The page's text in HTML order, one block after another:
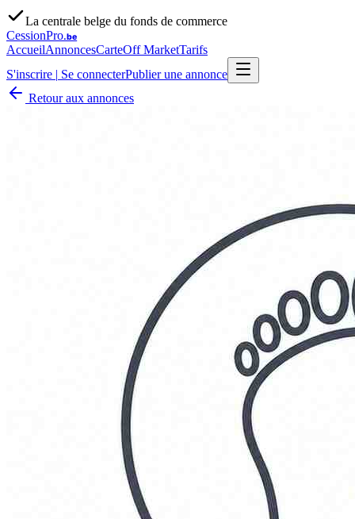
La centrale belge du fonds de commerce
CessionPro.be
AccueilAnnoncesCarteOff MarketTarifs
S'inscrire | Se connecterPublier une annonce
Retour aux annonces